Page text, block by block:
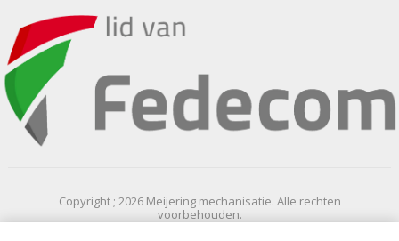
Copyright ; 2026 Meijering mechanisatie. Alle rechten
voorbehouden.